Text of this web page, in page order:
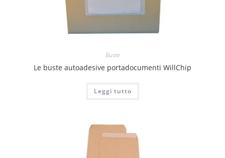
Buste
Le buste autoadesive portadocumenti WillChip
Leggi tutto